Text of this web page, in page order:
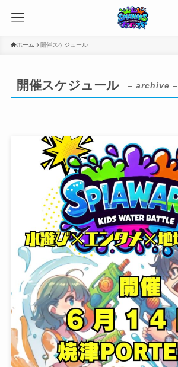
ホーム 開催スケジュール
開催スケジュール – archive –